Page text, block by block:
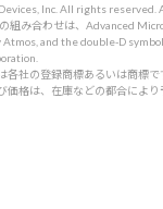
Inc. All rights reserved.
組み合わせは、Advanced
Atmos, and the double-D
各社の登録商標あるいは商標で
価格は、在庫などの都合によ